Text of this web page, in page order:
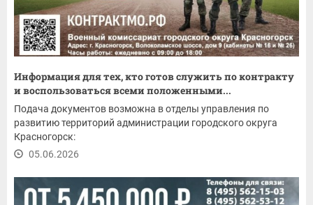
Информация для тех, кто готов служить по контракту
и воспользоваться всеми положенными...
Подача документов возможна в отделы управления по
развитию территорий администрации городского округа
Красногорск:
05.06.2026